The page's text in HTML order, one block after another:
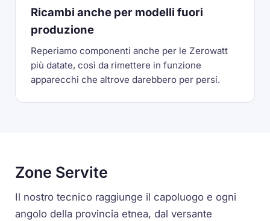
Ricambi anche per modelli fuori
produzione
Reperiamo componenti anche per le Zerowatt
più datate, così da rimettere in funzione
apparecchi che altrove darebbero per persi.
Zone Servite
Il nostro tecnico raggiunge il capoluogo e ogni
angolo della provincia etnea, dal versante